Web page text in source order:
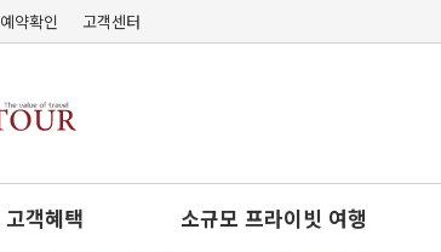
예약확인 고객센터
고객혜택 소규모 프라이빗 여행